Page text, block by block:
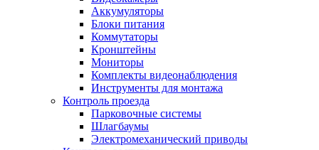
Аккумуляторы
Блоки питания
Коммутаторы
Кронштейны
Мониторы
Комплекты видеонаблюдения
Инструменты для монтажа
Контроль проезда
Парковочные системы
Шлагбаумы
Электромеханический приводы